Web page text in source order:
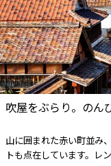
吹屋をぶらり。のん
山に囲まれた赤い町並み
トも点在しています。レ